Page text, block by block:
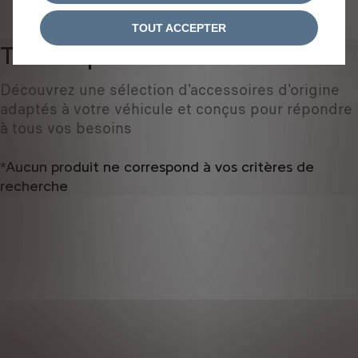
Tous les produits
Découvrez une sélection d'accessoires d'origine
adaptés à votre véhicule et conçus pour répondre
à tous vos besoins
*Aucun produit ne correspond à vos critères de
recherche
TOUT ACCEPTER